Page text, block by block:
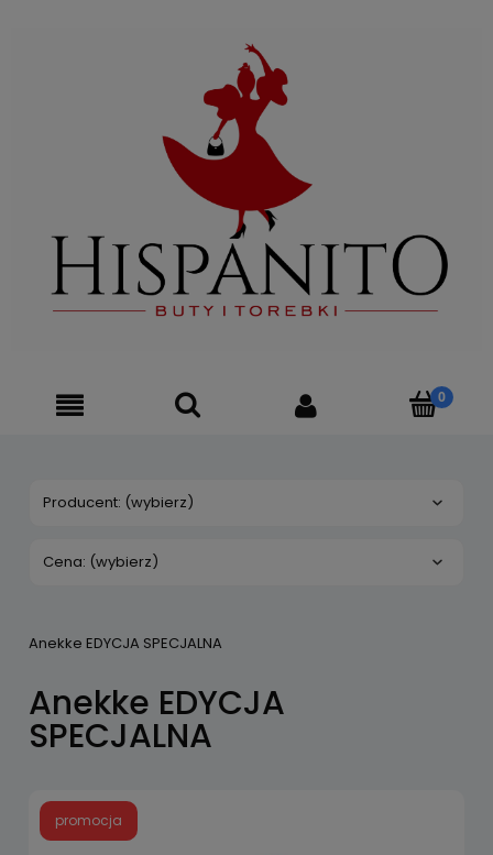
Producent: (wybierz)
Cena: (wybierz)
Anekke EDYCJA SPECJALNA
Anekke EDYCJA
SPECJALNA
promocja